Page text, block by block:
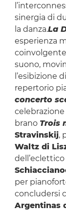
sinergia di
la danza.La
esperienza
suono,
l’esibizione di
repertorio
concerto
brano Trois
Stravinskij,
Waltz di
dell’eclettico
per
concludersi
Argentinas